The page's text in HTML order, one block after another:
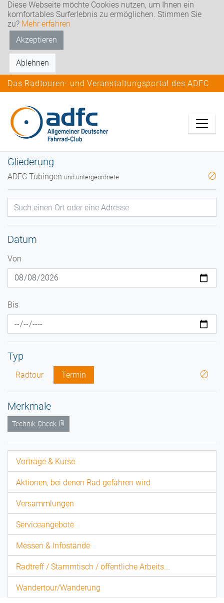
Diese Webseite möchte Cookies nutzen, um Ihnen ein
komfortables Surferlebnis zu ermöglichen. Stimmen Sie
zu? Mehr erfahren
Akzeptieren
Ablehnen
Das Radtouren- und Veranstaltungsportal des ADFC
Gliederung
ADFC Tübingen und untergeordnete
Datum
Von
Bis
Typ
Radtour Termin
Merkmale
Technik-Check
Vorträge & Kurse
Aktionen, bei denen Rad gefahren wird
Versammlungen
Serviceangebote
Messen & Infostände
Radtreff / Stammtisch / öffentliche Arbeits...
Wandertour/Wanderung